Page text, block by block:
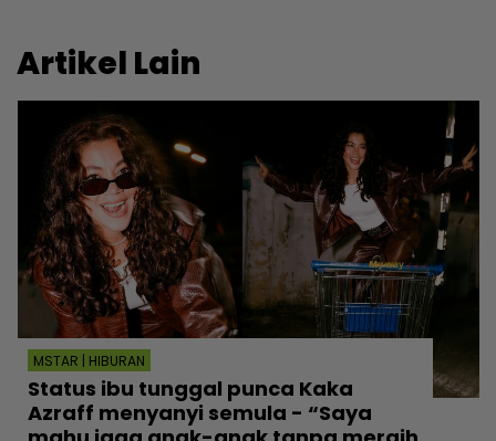
Artikel Lain
MSTAR | HIBURAN
Status ibu tunggal punca Kaka
Azraff menyanyi semula - “Saya